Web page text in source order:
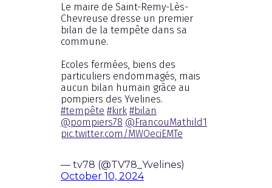
Le maire de Saint-Remy-Lès-
Chevreuse dresse un premier
bilan de la tempête dans sa
commune.
Ecoles fermées, biens des
particuliers endommagés, mais
aucun bilan humain grâce au
pompiers des Yvelines.
#tempête #kirk #bilan
@pompiers78 @FrancouMathild1
pic.twitter.com/MWOeciEMTe
— tv78 (@TV78_Yvelines)
October 10, 2024